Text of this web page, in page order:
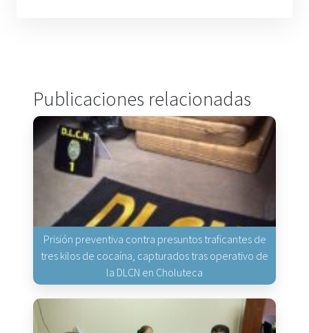
Publicaciones relacionadas
Prisión preventiva contra presuntos traficantes de
tres kilos de cocaína, capturados tras operativo de
la DLCN en Choluteca